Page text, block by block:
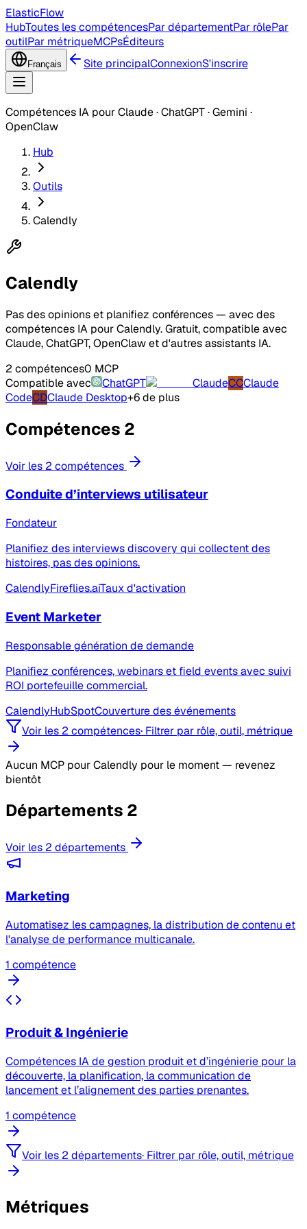
ElasticFlow
HubToutes les compétencesPar départementPar rôlePar
outilPar métriqueMCPsÉditeurs
Français Site principalConnexionS'inscrire
Compétences IA pour Claude · ChatGPT · Gemini ·
OpenClaw
Hub
Outils
Calendly
Calendly
Pas des opinions et planifiez conférences — avec des
compétences IA pour Calendly. Gratuit, compatible avec
Claude, ChatGPT, OpenClaw et d'autres assistants IA.
2 compétences0 MCP
Compatible avec
ChatGPT ClaudeCCClaude
CodeCDClaude Desktop+6 de plus
Compétences 2
Voir les 2 compétences
Conduite d’interviews utilisateur
Fondateur
Planifiez des interviews discovery qui collectent des
histoires, pas des opinions.
CalendlyFireflies.aiTaux d'activation
Event Marketer
Responsable génération de demande
Planifiez conférences, webinars et field events avec suivi
ROI portefeuille commercial.
CalendlyHubSpotCouverture des événements
Voir les 2 compétences· Filtrer par rôle, outil, métrique
Aucun MCP pour Calendly pour le moment — revenez
bientôt
Départements 2
Voir les 2 départements
Marketing
Automatisez les campagnes, la distribution de contenu et
l'analyse de performance multicanale.
1 compétence
Produit & Ingénierie
Compétences IA de gestion produit et d’ingénierie pour la
découverte, la planification, la communication de
lancement et l’alignement des parties prenantes.
1 compétence
Voir les 2 départements· Filtrer par rôle, outil, métrique
Métriques